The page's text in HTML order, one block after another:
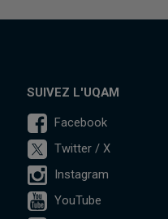
SUIVEZ L'UQAM
Facebook
Twitter / X
Instagram
YouTube